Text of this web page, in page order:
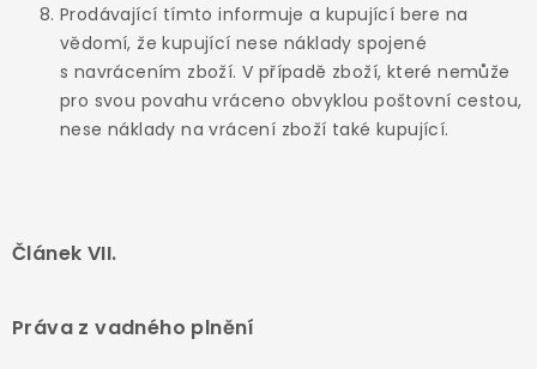
Prodávající tímto informuje a kupující bere na
vědomí, že kupující nese náklady spojené
s navrácením zboží. V případě zboží, které nemůže
pro svou povahu vráceno obvyklou poštovní cestou,
nese náklady na vrácení zboží také kupující.
Článek VII.
Práva z vadného plnění